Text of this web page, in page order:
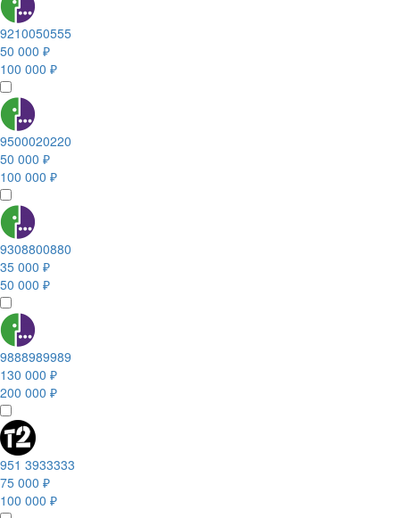
9210050555
50 000 ₽
100 000 ₽
9500020220
50 000 ₽
100 000 ₽
9308800880
35 000 ₽
50 000 ₽
9888989989
130 000 ₽
200 000 ₽
951 3933333
75 000 ₽
100 000 ₽